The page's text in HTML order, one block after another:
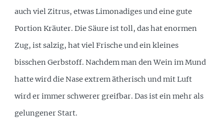
auch viel Zitrus, etwas Limonadiges und eine gute
Portion Kräuter. Die Säure ist toll, das hat enormen
Zug, ist salzig, hat viel Frische und ein kleines
bisschen Gerbstoff. Nachdem man den Wein im Mund
hatte wird die Nase extrem ätherisch und mit Luft
wird er immer schwerer greifbar. Das ist ein mehr als
gelungener Start.